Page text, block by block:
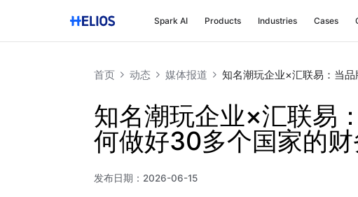
Spark AI Products Industries Cases
首页 动态 媒体报道 知名潮玩企业×汇联易：当
知名潮玩企业×汇联易
何做好30多个国家的财
发布日期： 2026-06-15